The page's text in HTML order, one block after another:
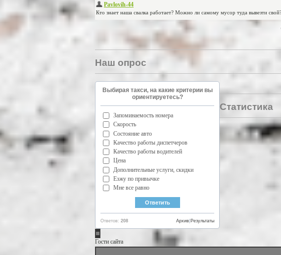
Наш опрос
Выбирая такси, на какие критерии вы
ориентируетесь?
Запоминаемость номера
Скорость
Состояние авто
Качество работы диспетчеров
Качество работы водителей
Цена
Дополнительные услуги, скидки
Езжу по привычке
Мне все равно
Ответов: 208 Результаты
Архив
Статистика
Гости сайта